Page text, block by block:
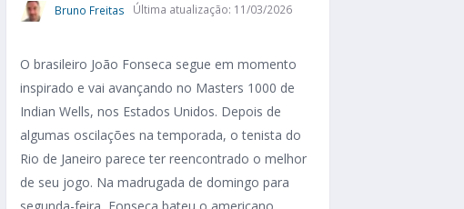
Bruno Freitas Última atualização: 11/03/2026
O brasileiro João Fonseca segue em momento
inspirado e vai avançando no Masters 1000 de
Indian Wells, nos Estados Unidos. Depois de
algumas oscilações na temporada, o tenista do
Rio de Janeiro parece ter reencontrado o melhor
de seu jogo. Na madrugada de domingo para